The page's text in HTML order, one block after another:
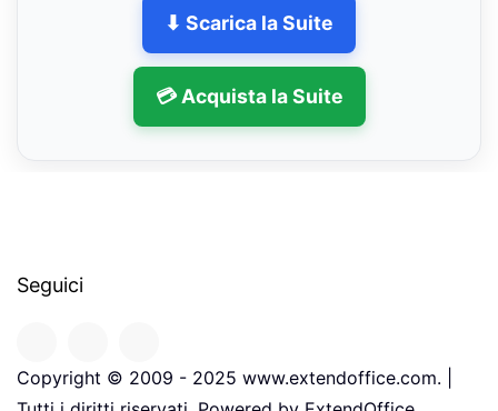
⬇ Scarica la Suite
💳 Acquista la Suite
Seguici
Copyright © 2009 - 2025 www.extendoffice.com. |